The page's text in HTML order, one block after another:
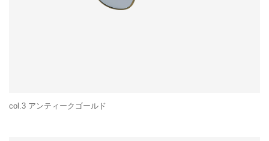
col.3 アンティークゴールド